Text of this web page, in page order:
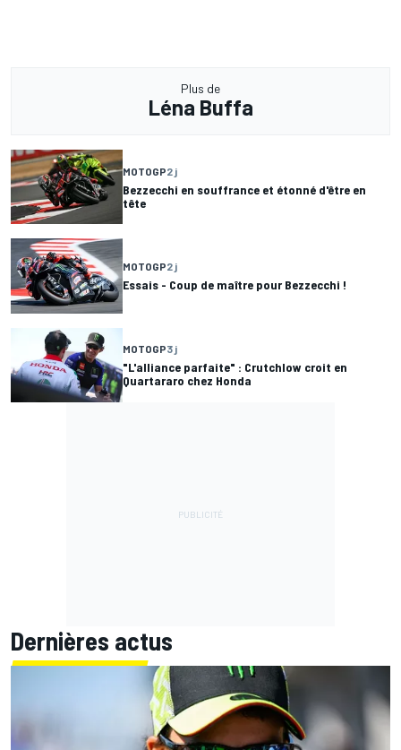
Plus de
Léna Buffa
MOTOGP2 j
Bezzecchi en souffrance et étonné d'être en
tête
MOTOGP2 j
Essais - Coup de maître pour Bezzecchi !
MOTOGP3 j
"L'alliance parfaite" : Crutchlow croit en
Quartararo chez Honda
Dernières actus